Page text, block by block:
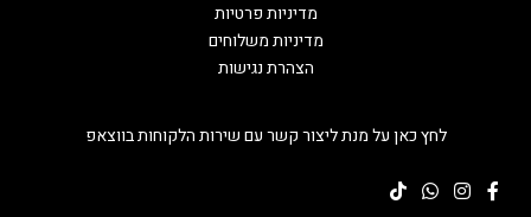
לחץ כאן על מנת ליצור קשר עם שירות הלקוחות בווצאפ
מדיניות פרטיות
מדיניות משלוחים
הצהרת נגישות